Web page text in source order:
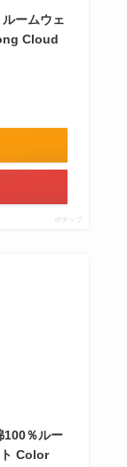
ームウェ
Cloud
ポチップ
％ルー
Color